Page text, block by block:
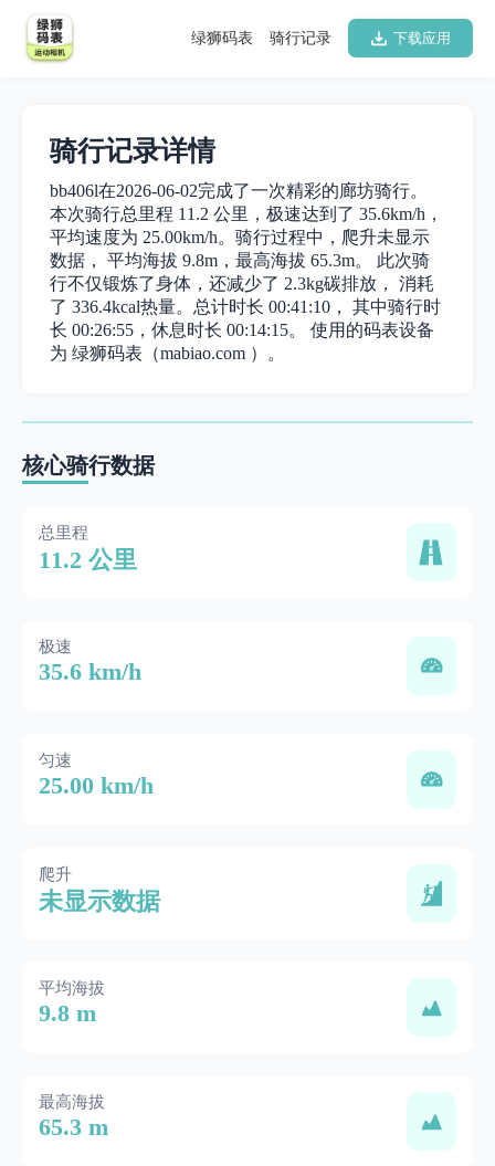
下载应用
骑行记录
绿狮码表
骑行记录详情
bb406l在2026-06-02完成了一次精彩的廊坊骑行。
本次骑行总里程 11.2 公里，极速达到了 35.6km/h，
平均速度为 25.00km/h。骑行过程中，爬升未显示
数据， 平均海拔 9.8m，最高海拔 65.3m。 此次骑
行不仅锻炼了身体，还减少了 2.3kg碳排放， 消耗
了 336.4kcal热量。总计时长 00:41:10， 其中骑行时
长 00:26:55，休息时长 00:14:15。 使用的码表设备
为 绿狮码表（mabiao.com ）。
核心骑行数据
总里程
11.2 公里
极速
35.6 km/h
匀速
25.00 km/h
爬升
未显示数据
平均海拔
9.8 m
最高海拔
65.3 m